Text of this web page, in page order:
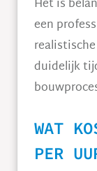
Het is
een
duidelijk
WAT
PER